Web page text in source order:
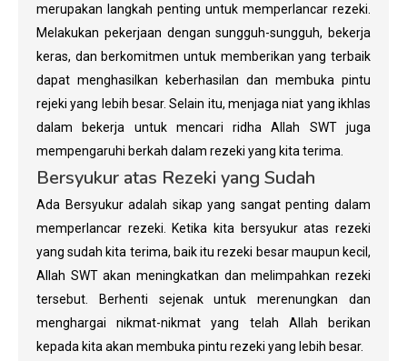
merupakan langkah penting untuk memperlancar rezeki.
Melakukan pekerjaan dengan sungguh-sungguh, bekerja
keras, dan berkomitmen untuk memberikan yang terbaik
dapat menghasilkan keberhasilan dan membuka pintu
rejeki yang lebih besar. Selain itu, menjaga niat yang ikhlas
dalam bekerja untuk mencari ridha Allah SWT juga
mempengaruhi berkah dalam rezeki yang kita terima.
Bersyukur atas Rezeki yang Sudah
Ada Bersyukur adalah sikap yang sangat penting dalam
memperlancar rezeki. Ketika kita bersyukur atas rezeki
yang sudah kita terima, baik itu rezeki besar maupun kecil,
Allah SWT akan meningkatkan dan melimpahkan rezeki
tersebut. Berhenti sejenak untuk merenungkan dan
menghargai nikmat-nikmat yang telah Allah berikan
kepada kita akan membuka pintu rezeki yang lebih besar.